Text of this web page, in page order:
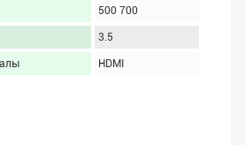
500 700
3.5
HDMI